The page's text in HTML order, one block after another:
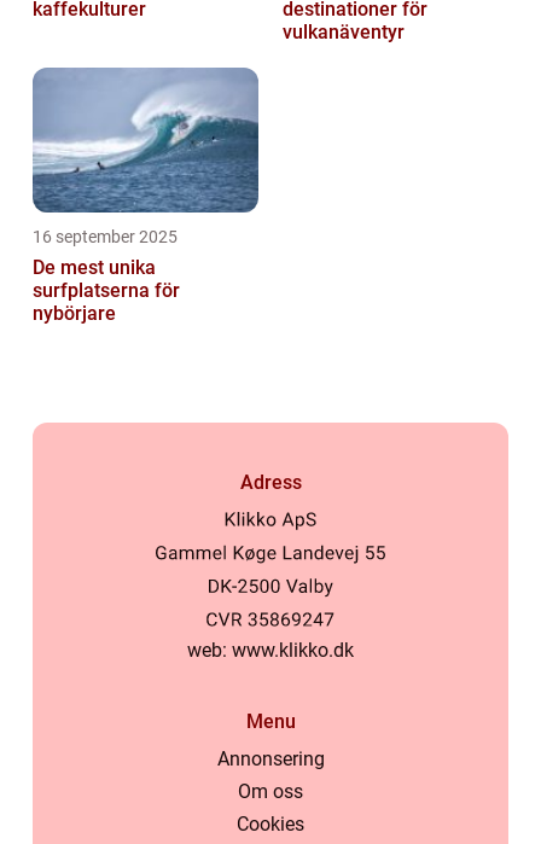
kaffekulturer
destinationer för
vulkanäventyr
16 september 2025
De mest unika
surfplatserna för
nybörjare
Adress
web: www.klikko.dk
Menu
Annonsering
Om oss
Cookies